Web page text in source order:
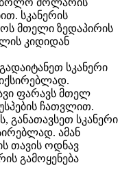
სკანერის
მთელი ზედაპირის
კიდიდან
სკანერი
ფარავს მთელ
ჩათვლით.
განათავსეთ სკანერი
ამან
თავის ოდნავ
გამოყენება